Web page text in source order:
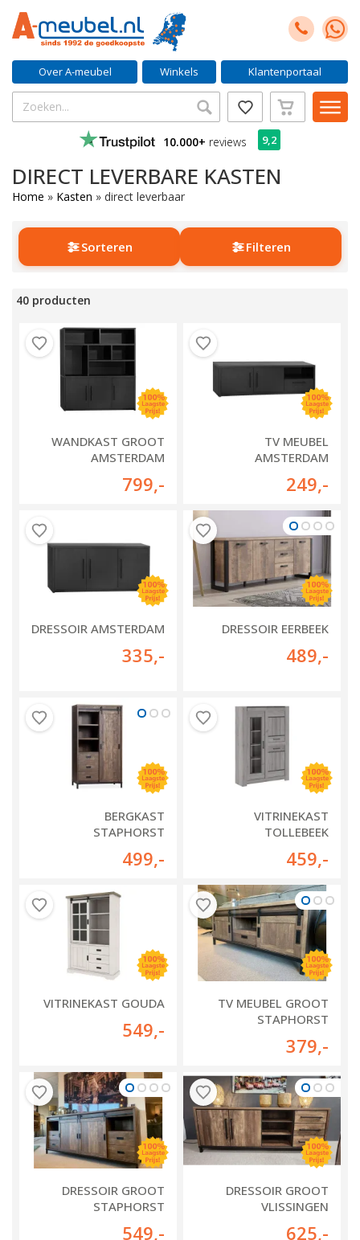
Over A-meubel Winkels Klantenportaal
10.000+ reviews 9,2
DIRECT LEVERBARE KASTEN
Home » Kasten » direct leverbaar
Sorteren Filteren
40 producten
WANDKAST GROOT
AMSTERDAM
799,-
TV MEUBEL
AMSTERDAM
249,-
DRESSOIR AMSTERDAM
335,-
DRESSOIR EERBEEK
489,-
BERGKAST
STAPHORST
499,-
VITRINEKAST
TOLLEBEEK
459,-
VITRINEKAST GOUDA
549,-
TV MEUBEL GROOT
STAPHORST
379,-
DRESSOIR GROOT
STAPHORST
549,-
DRESSOIR GROOT
VLISSINGEN
625,-